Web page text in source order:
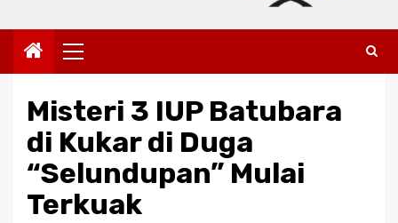
Primary
Menu
Misteri 3 IUP Batubara
di Kukar di Duga
“Selundupan” Mulai
Terkuak